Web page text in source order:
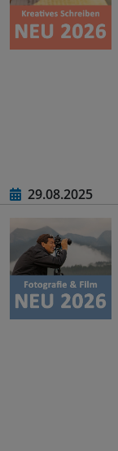
29.08.2025